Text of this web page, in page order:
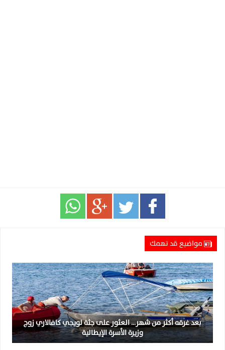
مواضيع قد تهمك
بعد غرقه أكثر من شهر… العثور على جثة لويجي كافالاري زوج
وزيرة الأسرة الإيطالية